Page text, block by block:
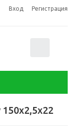
Вход Регистрация